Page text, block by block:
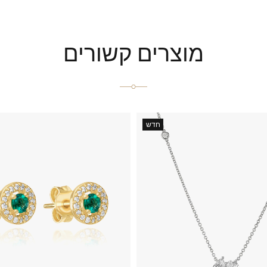
מוצרים קשורים
חדש